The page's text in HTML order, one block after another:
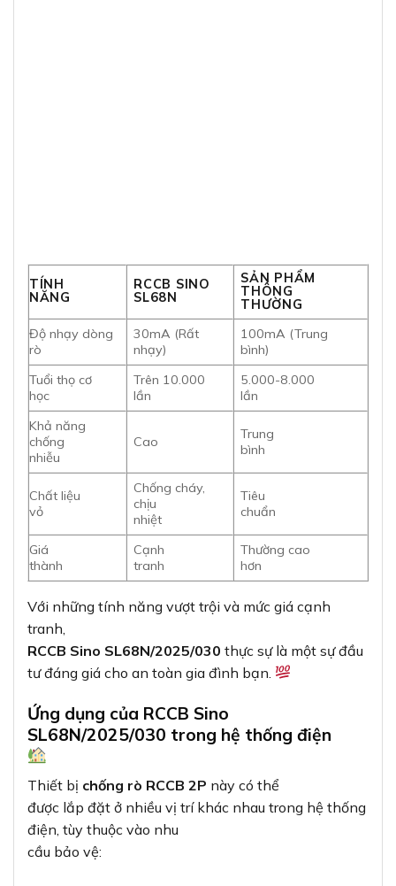
TÍNH
NĂNG
RCCB SINO
SL68N
SẢN PHẨM
THÔNG
THƯỜNG
Độ nhạy dòng
rò
30mA (Rất
nhạy)
100mA (Trung
bình)
Tuổi thọ cơ
học
Trên 10.000
lần
5.000-8.000
lần
Khả năng
chống
nhiễu
Cao
Trung
bình
Chất liệu
vỏ
Chống cháy,
chịu
nhiệt
Tiêu
chuẩn
Giá
thành
Cạnh
tranh
Thường cao
hơn
Với những tính năng vượt trội và mức giá cạnh
tranh,
RCCB Sino SL68N/2025/030 thực sự là một sự đầu
tư đáng giá cho an toàn gia đình bạn.
Ứng dụng của RCCB Sino
SL68N/2025/030 trong hệ thống điện
Thiết bị chống rò RCCB 2P này có thể
được lắp đặt ở nhiều vị trí khác nhau trong hệ thống
điện, tùy thuộc vào nhu
cầu bảo vệ: